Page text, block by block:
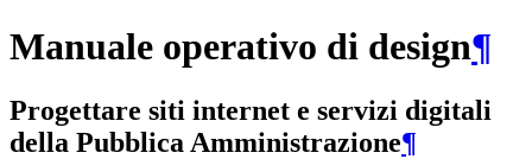
Manuale operativo di design¶
Progettare siti internet e servizi digitali
della Pubblica Amministrazione¶